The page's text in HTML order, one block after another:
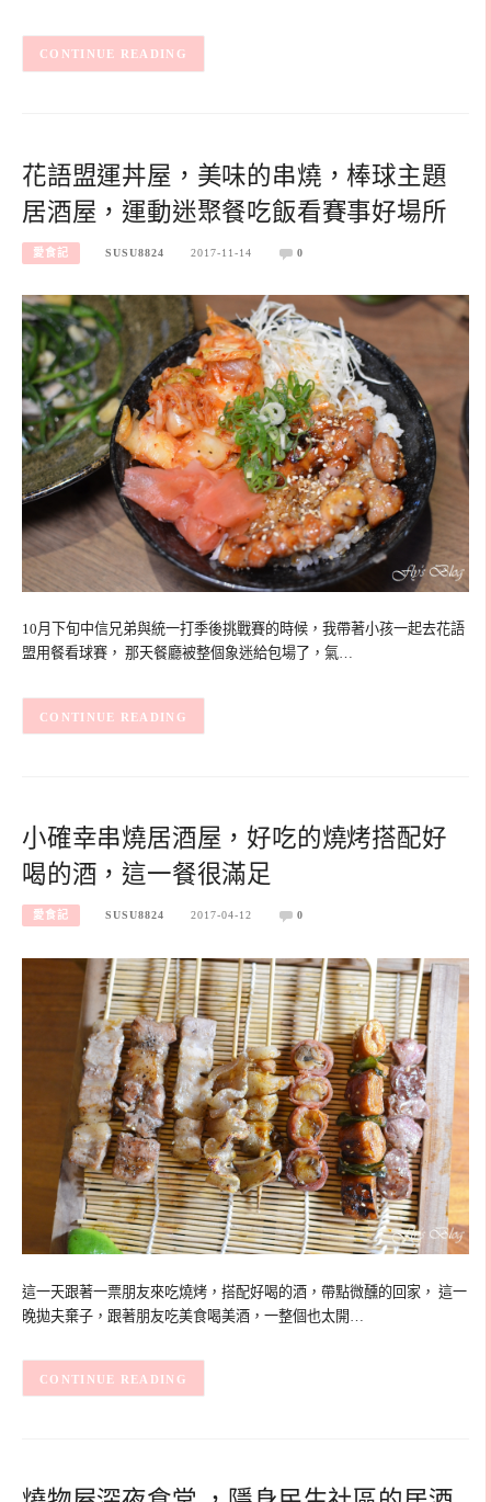
CONTINUE READING
花語盟運丼屋，美味的串燒，棒球主題
居酒屋，運動迷聚餐吃飯看賽事好場所
愛食記 SUSU8824 2017-11-14 0
10月下旬中信兄弟與統一打季後挑戰賽的時候，我帶著小孩一起去花語
盟用餐看球賽， 那天餐廳被整個象迷給包場了，氣…
CONTINUE READING
小確幸串燒居酒屋，好吃的燒烤搭配好
喝的酒，這一餐很滿足
愛食記 SUSU8824 2017-04-12 0
這一天跟著一票朋友來吃燒烤，搭配好喝的酒，帶點微醺的回家， 這一
晚拋夫棄子，跟著朋友吃美食喝美酒，一整個也太開…
CONTINUE READING